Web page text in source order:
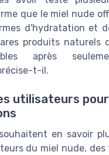
que le miel nude
d'hydratation et
produits naturels
après
t-il.
utilisateurs
en savoir
du miel nude, des